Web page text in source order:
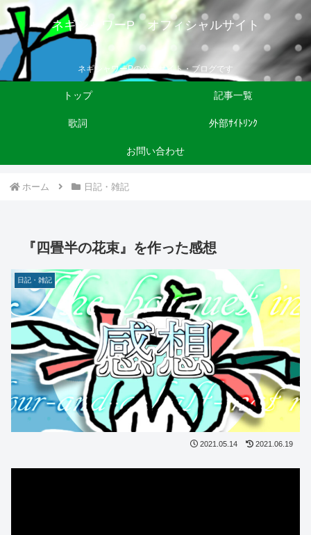
ネギシャワーP オフィシャルサイト
ネギシャワーPの公式サイト・ブログです
トップ 記事一覧
歌詞 外部ｻｲﾄﾘﾝｸ
お問い合わせ
ホーム 日記・雑記
『四畳半の花束』を作った感想
日記・雑記
2021.05.14 2021.06.19